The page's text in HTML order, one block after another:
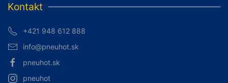
Kontakt
+421 948 612 888
info@pneuhot.sk
pneuhot.sk
pneuhot